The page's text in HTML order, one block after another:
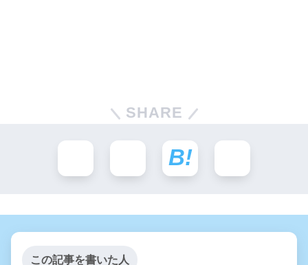
SHARE
この記事を書いた人